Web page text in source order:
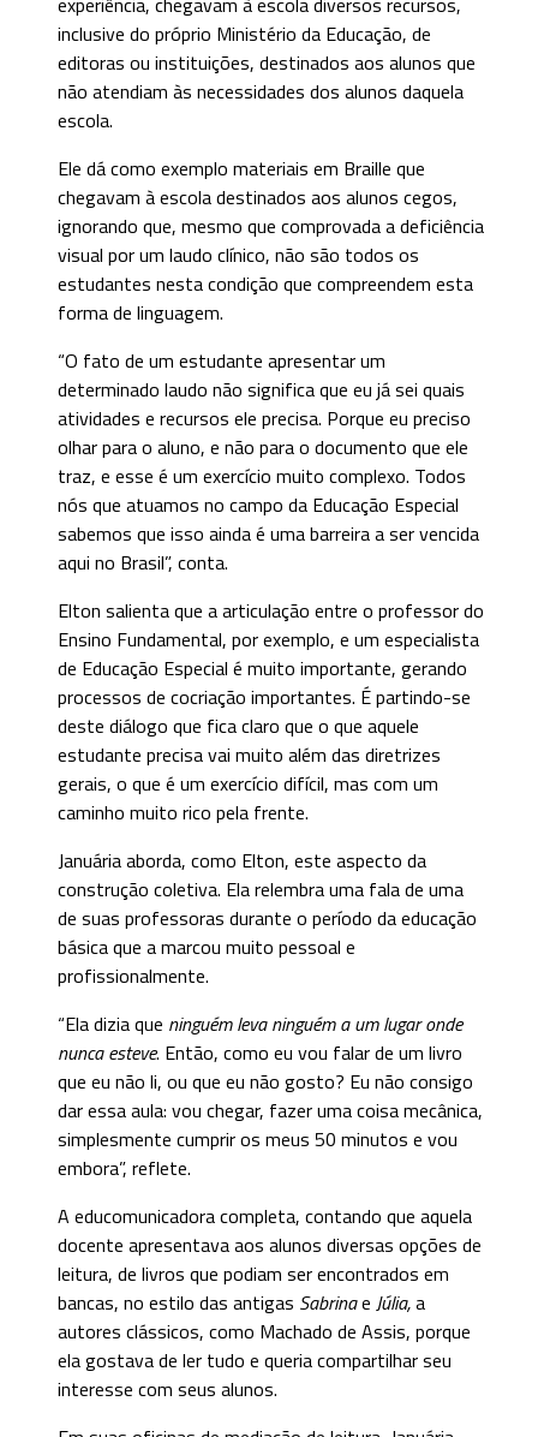
inclusive do próprio Ministério da Educação, de
editoras ou instituições, destinados aos alunos que
não atendiam às necessidades dos alunos daquela
escola.
Ele dá como exemplo materiais em Braille que
chegavam à escola destinados aos alunos cegos,
ignorando que, mesmo que comprovada a deficiência
visual por um laudo clínico, não são todos os
estudantes nesta condição que compreendem esta
forma de linguagem.
“O fato de um estudante apresentar um
determinado laudo não significa que eu já sei quais
atividades e recursos ele precisa. Porque eu preciso
olhar para o aluno, e não para o documento que ele
traz, e esse é um exercício muito complexo. Todos
nós que atuamos no campo da Educação Especial
sabemos que isso ainda é uma barreira a ser vencida
aqui no Brasil”, conta.
Elton salienta que a articulação entre o professor do
Ensino Fundamental, por exemplo, e um especialista
de Educação Especial é muito importante, gerando
processos de cocriação importantes. É partindo-se
deste diálogo que fica claro que o que aquele
estudante precisa vai muito além das diretrizes
gerais, o que é um exercício difícil, mas com um
caminho muito rico pela frente.
Januária aborda, como Elton, este aspecto da
construção coletiva. Ela relembra uma fala de uma
de suas professoras durante o período da educação
básica que a marcou muito pessoal e
profissionalmente.
“Ela dizia que ninguém leva ninguém a um lugar onde
nunca esteve. Então, como eu vou falar de um livro
que eu não li, ou que eu não gosto? Eu não consigo
dar essa aula: vou chegar, fazer uma coisa mecânica,
simplesmente cumprir os meus 50 minutos e vou
embora”, reflete.
A educomunicadora completa, contando que aquela
docente apresentava aos alunos diversas opções de
leitura, de livros que podiam ser encontrados em
bancas, no estilo das antigas Sabrinae Júlia,a
autores clássicos, como Machado de Assis, porque
ela gostava de ler tudo e queria compartilhar seu
interesse com seus alunos.